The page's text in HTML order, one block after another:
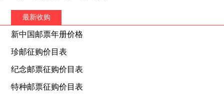
最新收购
新中国邮票年册价格
珍邮征购价目表
纪念邮票征购价目表
特种邮票征购价目表